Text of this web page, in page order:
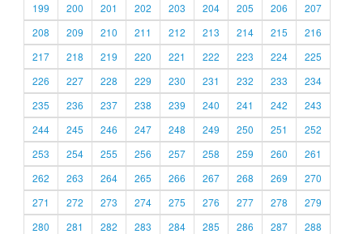
199
200 201 202 203 204 205 206
207
208
209 210 211 212 213 214 215
216
217
218 219 220 221 222 223 224
225
226
227 228 229 230 231 232 233
234
235
236 237 238 239 240 241 242
243
244
245 246 247 248 249 250 251
252
253
254 255 256 257 258 259 260
261
262
263 264 265 266 267 268 269
270
271
272 273 274 275 276 277 278
279
280
281 282 283 284 285 286 287
288